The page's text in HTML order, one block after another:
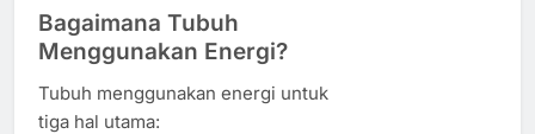
Bagaimana Tubuh
Menggunakan Energi?
Tubuh menggunakan energi untuk
tiga hal utama: